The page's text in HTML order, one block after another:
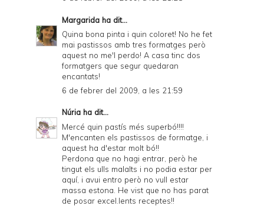
Margarida ha dit...
Quina bona pinta i quin coloret! No he fet
mai pastissos amb tres formatges però
aquest no me'l perdo! A casa tinc dos
formatgers que segur quedaran
encantats!
6 de febrer del 2009, a les 21:59
Núria ha dit...
Mercé quin pastís més superbó!!!!
M'encanten els pastissos de formatge, i
aquest ha d'estar molt bó!!
Perdona que no hagi entrar, però he
tingut els ulls malalts i no podia estar per
aquí, i avui entro però no vull estar
massa estona. He vist que no has parat
de posar excel.lents receptes!!